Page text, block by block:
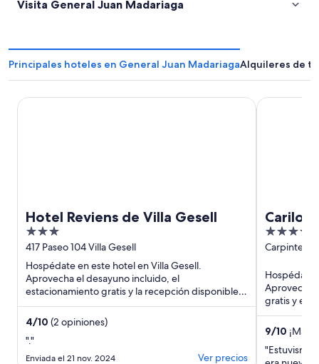
Visita General Juan Madariaga
Principales hoteles en General Juan MadariagaAlquileres de
Hotel Reviens de Villa Gesell
3
out
of
5
417 Paseo 104 Villa Gesell
Hospédate en este hotel en Villa Gesell.
Aprovecha el desayuno incluido, el
estacionamiento gratis y la recepción disponible
las 24 horas. Estarás muy cerca ...
4/10 (2 opiniones)
"."
Enviada el 21 nov. 2024 Ver precios
Hotel Reviens de Villa Gesell
Carilo
3.5
out
5
Carpintero
Hospédate
Aprovecha
gratis y el
cerca de
9/10
Carilo